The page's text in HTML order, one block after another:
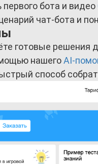
бота и видео
чат-бота и
готовые решения
нашегоAI-
способ